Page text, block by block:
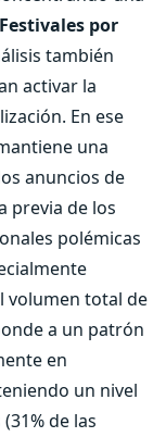
Festivales por
también
activar la
En ese
una
anuncios de
previa de los
polémicas
volumen total de
a un patrón
en
un nivel
de las